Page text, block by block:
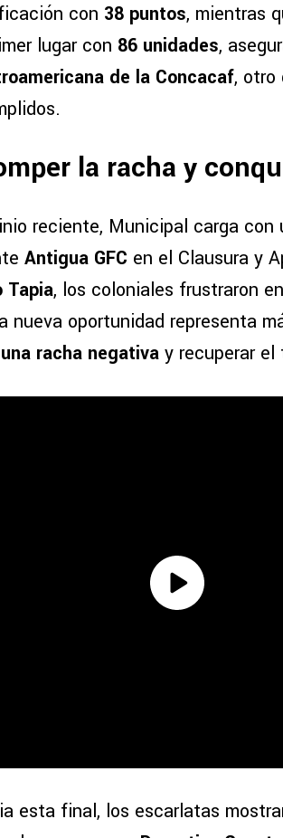
con 38 puntos, mientras
lugar con 86 unidades,
de la Concacaf, otro
la racha y
reciente, Municipal carga con
Antigua GFC en el Clausura y
Tapia, los coloniales frustraron
nueva oportunidad representa
racha negativa y recuperar
esta final, los escarlatas